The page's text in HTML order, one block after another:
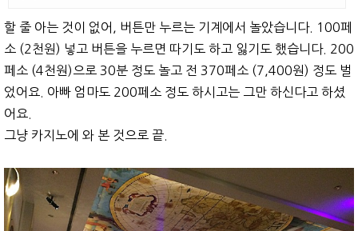
할 줄 아는 것이 없어, 버튼만 누르는 기계에서 놀았습니다. 100페
소 (2천원) 넣고 버튼을 누르면 따기도 하고 잃기도 했습니다. 200
페소 (4천원)으로 30분 정도 놀고 전 370페소 (7,400원) 정도 벌
었어요. 아빠 엄마도 200페소 정도 하시고는 그만 하신다고 하셨
어요.
그냥 카지노에 와 본 것으로 끝.